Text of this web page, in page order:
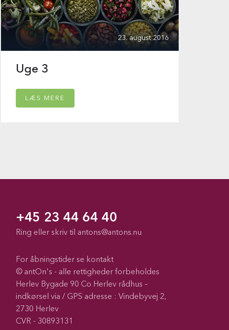
23. august 2016
Uge 3
LÆS MERE
+45 23 44 64 40
Ring eller skriv til antons@antons.nu
For åbningstider se kontakt
© antOn's - alle rettigheder forbeholdes
Herlev Bygade 90 Co Herlev rådhus –
indkørsel via / GPS adresse : Vindebyvej 2,
2730 Herlev
CVR - 30893131